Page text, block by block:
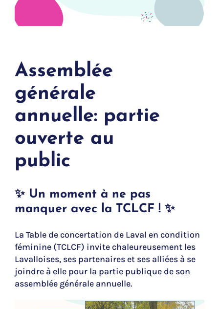
Assemblée
générale
annuelle: partie
ouverte au
public
✨ Un moment à ne pas
manquer avec la TCLCF ! ✨
La Table de concertation de Laval en condition
féminine (TCLCF) invite chaleureusement les
Lavalloises, ses partenaires et ses alliées à se
joindre à elle pour la partie publique de son
assemblée générale annuelle.